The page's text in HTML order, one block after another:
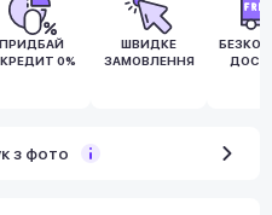
ПРИДБАЙ
0%
ШВИДКЕ
ЗАМОВЛЕННЯ
з фото